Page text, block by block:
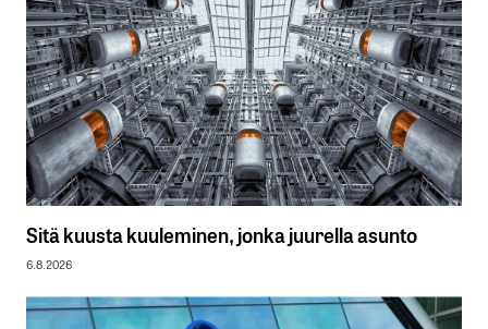
Sitä kuusta kuuleminen, jonka juurella asunto
6.8.2026